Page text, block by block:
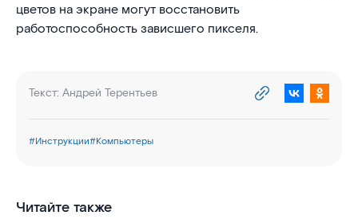
цветов на экране могут восстановить
работоспособность зависшего пикселя.
Текст: Андрей Терентьев
#Инструкции#Компьютеры
Читайте также